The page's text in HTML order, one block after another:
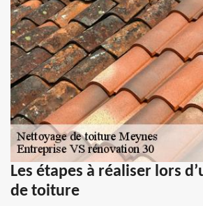
Les étapes à réaliser lors
de toiture